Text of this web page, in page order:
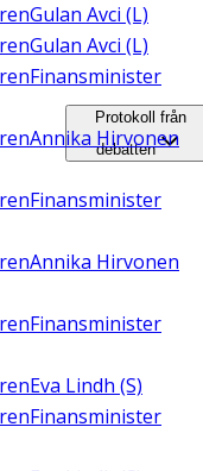
Gulan Avci (L)
Gulan Avci (L)
Finansminister
Annika Hirvonen
Finansminister
Annika Hirvonen
Finansminister
Eva Lindh (S)
Finansminister
Protokoll från
debatten